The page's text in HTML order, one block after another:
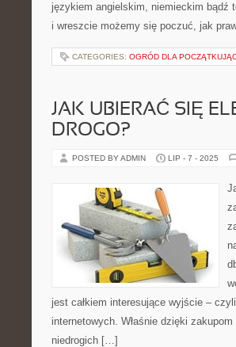
językiem angielskim, niemieckim bądź
i wreszcie możemy się poczuć, jak
CATEGORIES: OGRÓD DLA
JAK UBIERAĆ SIĘ
DROGO?
POSTED BY ADMIN LIP - 7 - 2025
jest całkiem interesujące wyjście –
internetowych. Właśnie dzięki
niedrogich […]